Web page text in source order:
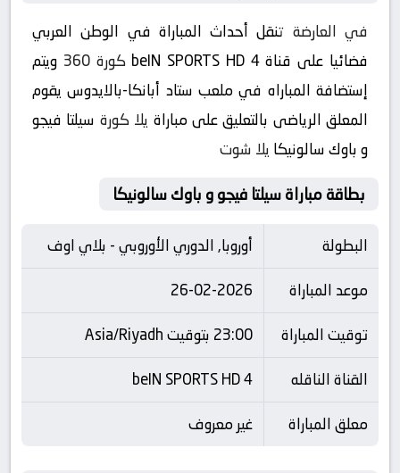
في العارضة تنقل أحداث المباراة في الوطن العربي
فضائيا على قناة beIN SPORTS HD 4
كورة 360
ويتم
إستضافة المباراه في ملعب ستاد أبانكا-بالايدوس يقوم
المعلق الرياضى بالتعليق على مباراة يلا كورة سيلتا فيجو
و باوك سالونيكا يلا شوت
بطاقة مباراة سيلتا فيجو و باوك سالونيكا
البطولة
أوروبا, الدوري الأوروبي - بلاي اوف
موعد المباراة
26-02-2026
توقيت المباراة
23:00 بتوقيت Asia/Riyadh
القناة الناقله
beIN SPORTS HD 4
معلق المباراة
غير معروف